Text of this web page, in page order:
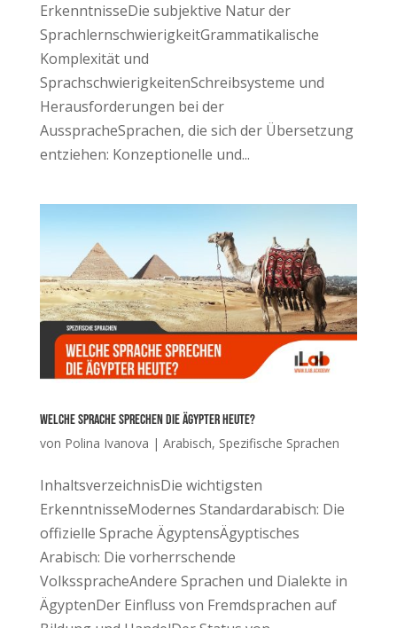
ErkenntnisseDie subjektive Natur der
SprachlernschwierigkeitGrammatikalische
Komplexität und
SprachschwierigkeitenSchreibsysteme und
Herausforderungen bei der
AusspracheSprachen, die sich der Übersetzung
entziehen: Konzeptionelle und...
Welche Sprache sprechen die Ägypter heute?
von Polina Ivanova | Arabisch, Spezifische Sprachen
InhaltsverzeichnisDie wichtigsten
ErkenntnisseModernes Standardarabisch: Die
offizielle Sprache ÄgyptensÄgyptisches
Arabisch: Die vorherrschende
VolksspracheAndere Sprachen und Dialekte in
ÄgyptenDer Einfluss von Fremdsprachen auf